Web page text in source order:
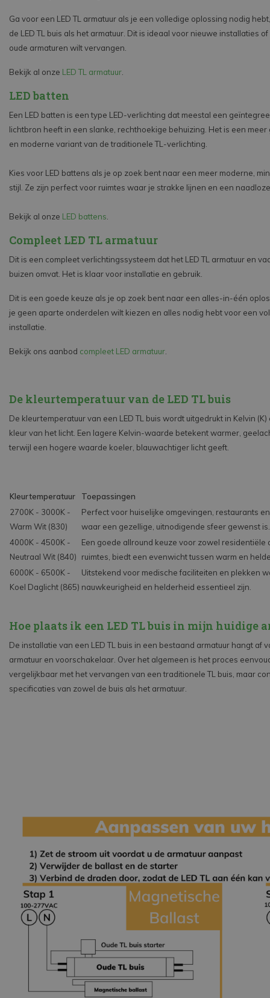
Ga voor een LED TL armatuur als je een volledige oplossing nodig
de LED TL buis als het armatuur. Dit is ideaal voor nieuwe installaties
oude armaturen wilt vervangen.
Bekijk al onze LED TL armatuur
LED batten
Een LED batten is een type LED-verlichting dat meestal een
lichtbron heeft in een slanke, rechthoekige behuizing. Het is een
en moderne variant van de traditionele TL-verlichting.
Kies voor LED battens als je op zoek bent naar een meer moderne,
stijl. Ze zijn perfect voor ruimtes waar je strakke lijnen en een
Bekijk al onze LED battens
Compleet LED TL armatuur
Dit is een compleet verlichtingssysteem dat het LED TL armatuur en
buizen omvat. Het is klaar voor installatie en gebruik.
Dit is een goede keuze als je op zoek bent naar een alles-in-één
je geen aparte onderdelen wilt kiezen en alles nodig hebt voor een
installatie.
Bekijk ons aanbod compleet LED armatuur
De kleurtemperatuur van de LED TL buis
De kleurtemperatuur van een LED TL buis wordt uitgedrukt in Kelvin
kleur van het licht. Een lagere Kelvin-waarde betekent warmer,
terwijl een hogere waarde koeler, blauwachtiger licht geeft.
Kleurtemperatuur
Toepassingen
2700K - 3000K -
Warm Wit (830)
Perfect voor huiselijke omgevingen, restaurants
waar een gezellige, uitnodigende sfeer gewenst is.
4000K - 4500K -
Neutraal Wit (840)
Een goede allround keuze voor zowel residentiële
ruimtes, biedt een evenwicht tussen warm en
6000K - 6500K -
Koel Daglicht (865)
Uitstekend voor medische faciliteiten en plekken
nauwkeurigheid en helderheid essentieel zijn.
Hoe plaats ik een LED TL buis in mijn huidige
De installatie van een LED TL buis in een bestaand armatuur hangt af
armatuur en voorschakelaar. Over het algemeen is het proces
vergelijkbaar met het vervangen van een traditionele TL buis, maar
specificaties van zowel de buis als het armatuur.